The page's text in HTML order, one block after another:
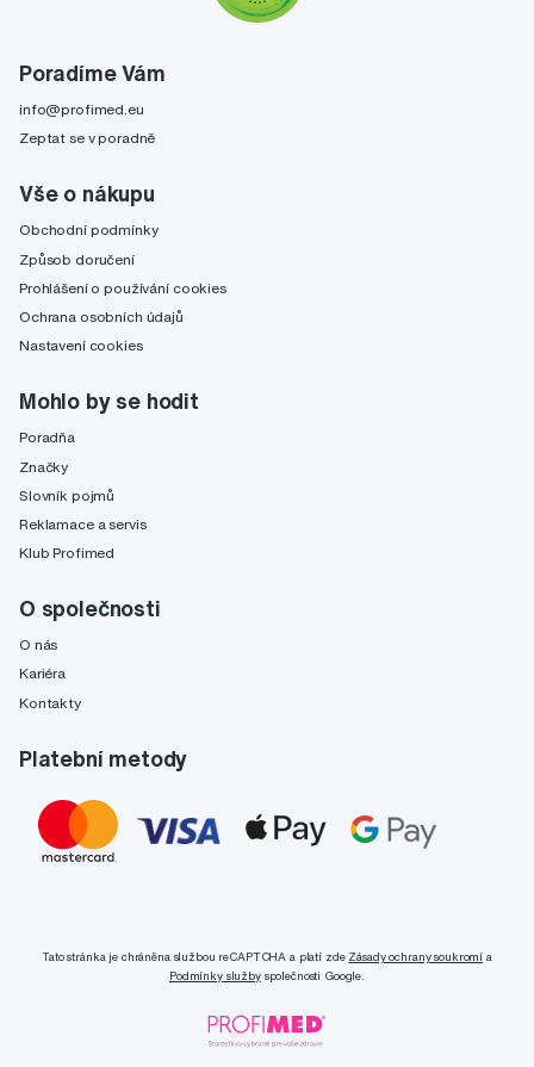
Poradíme Vám
info@profimed.eu
Zeptat se v poradně
Vše o nákupu
Obchodní podmínky
Způsob doručení
Prohlášení o používání cookies
Ochrana osobních údajů
Nastavení cookies
Mohlo by se hodit
Poradňa
Značky
Slovník pojmů
Reklamace a servis
Klub Profimed
O společnosti
O nás
Kariéra
Kontakty
Platební metody
Tato stránka je chráněna službou reCAPTCHA a platí zde Zásady ochrany soukromí a
Podmínky službyspolečnosti Google.